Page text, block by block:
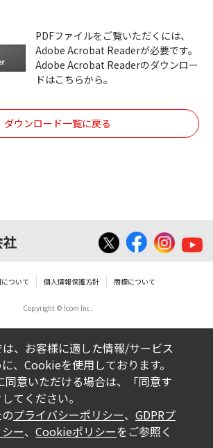
ードした取扱説明書は、複製、賃
、公衆送信、または公衆送信可能
とはできません。
を問わず、第三者に譲渡あるいは
る事ができません。
ードした取扱説明書等に使用され
一切出来ません。
ドした取扱説明書およびその他す
物の変更は一切行わないでくださ
による内容の変更により、何らか
たとしても、弊社では一切の保
ません。また、内容の変更の結
客様に損害が生じたとしても、弊
等は一切の責任を負いません。
PDFファイルをご覧いただくには、
Adobe Acrobat Readerが必要です。
Adobe Acrobat Readerのダウンロー
ドはこちらから。
ダウンロード一覧に戻る
ついて 個人情報保護方針 商標について
Copyright © Icom Inc.
、お客様に適した情報/サービス
、Cookieを使用しております。
意いただける場合は、「同意す
てください。
プライバシーポリシー、 GDPRプ
ー、 Cookieポリシーをご参照く